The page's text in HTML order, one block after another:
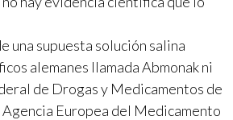
una supuesta solución salina
alemanes llamada Abmonak ni
de Drogas y Medicamentos de
Agencia Europea del Medicamento